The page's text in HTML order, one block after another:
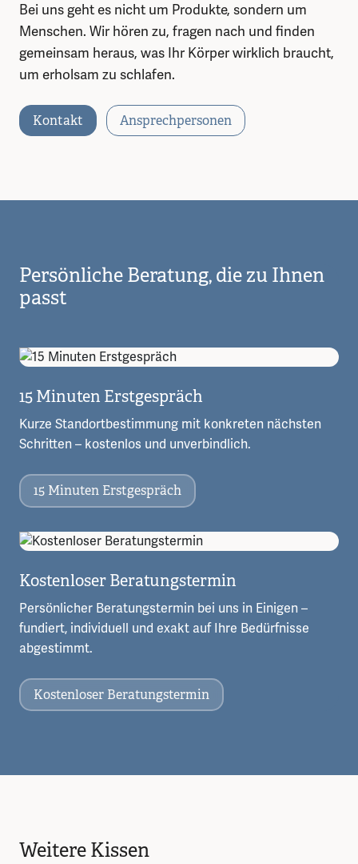
Bei uns geht es nicht um Produkte, sondern um
Menschen. Wir hören zu, fragen nach und finden
gemeinsam heraus, was Ihr Körper wirklich braucht,
um erholsam zu schlafen.
Kontakt Ansprechpersonen
Persönliche Beratung, die zu Ihnen
passt
15 Minuten Erstgespräch
Kurze Standortbestimmung mit konkreten nächsten
Schritten – kostenlos und unverbindlich.
15 Minuten Erstgespräch
Kostenloser Beratungstermin
Persönlicher Beratungstermin bei uns in Einigen –
fundiert, individuell und exakt auf Ihre Bedürfnisse
abgestimmt.
Kostenloser Beratungstermin
Weitere Kissen